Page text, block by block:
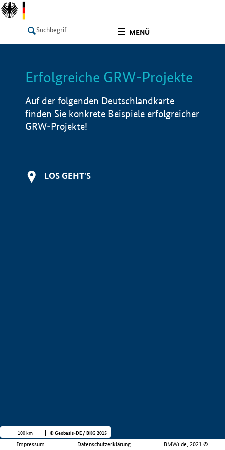
MENÜ
LISTE Info
Erfolgreiche GRW-Projekte
Auf der folgenden Deutschlandkarte
finden Sie konkrete Beispiele erfolgreicher
GRW-Projekte!
LOS GEHT'S
Impressum Datenschutzerklärung BMWi.de, 2021 ©
100 km © Geobasis-DE / BKG 2015